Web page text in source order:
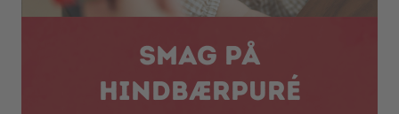
Smag på
hindbærpuré